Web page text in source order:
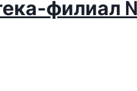
филиал